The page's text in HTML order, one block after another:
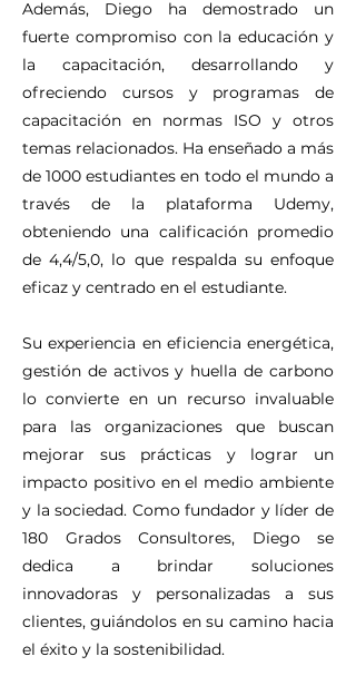
Además, Diego ha demostrado un
fuerte compromiso con la educación y
la capacitación, desarrollando y
ofreciendo cursos y programas de
capacitación en normas ISO y otros
temas relacionados. Ha enseñado a más
de 1000 estudiantes en todo el mundo a
través de la plataforma Udemy,
obteniendo una calificación promedio
de 4,4/5,0, lo que respalda su enfoque
eficaz y centrado en el estudiante.
Su experiencia en eficiencia energética,
gestión de activos y huella de carbono
lo convierte en un recurso invaluable
para las organizaciones que buscan
mejorar sus prácticas y lograr un
impacto positivo en el medio ambiente
y la sociedad. Como fundador y líder de
180 Grados Consultores, Diego se
dedica a brindar soluciones
innovadoras y personalizadas a sus
clientes, guiándolos en su camino hacia
el éxito y la sostenibilidad.